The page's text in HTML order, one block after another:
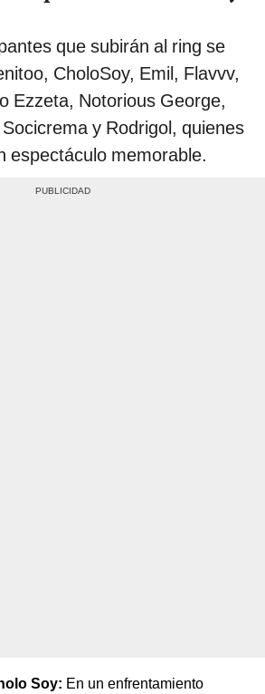
que subirán al ring se
CholoSoy, Emil, Flavvv,
Ezzeta, Notorious George,
y Rodrigol, quienes
espectáculo memorable.
Soy: En un enfrentamiento